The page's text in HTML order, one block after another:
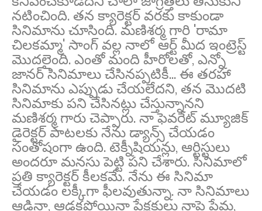
నటించింది. తన క్యారెక్టర్ వరకు కాకుండా
సినిమాను చూసింది. మణిశర్మ గారి 'రామా
చిలకమ్మా' సాంగ్ వల్ల నాలో ఆర్ట్ మీద ఇంట్రెస్ట్
మొదలైంది. ఎంతో మంది హీరోలతో, ఎన్నో
జానర్ సినిమాలు చేసినప్పటికీ... ఈ తరహా
సినిమాను ఎప్పుడు చేయలేదని, తన మొదటి
సినిమాకు పని చేసినట్లు చేస్తున్నానని
మణిశర్మ గారు చెప్పారు. నా ఫెవరేట్ మ్యూజిక్
డైరెక్టర్ పాటలకు నేను డ్యాన్స్ చేయడం
సంతోషంగా ఉంది. టెక్నీషియన్లు, ఆర్టిస్టులు
అందరూ మనసు పెట్టి పని చేశారు. సినిమాలో
ప్రతి క్యారెక్టర్ కీలకమే. నేను ఈ సినిమా
చేయడం లక్కీగా ఫీలవుతున్నా. నా సినిమాలు
ఆడినా, ఆడకపోయినా ప్రేక్షకులు నాపై ప్రేమ,